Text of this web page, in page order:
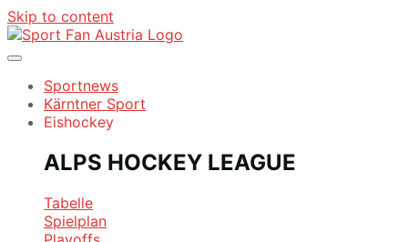
Skip to content
Sportnews
Kärntner Sport
Eishockey
ALPS HOCKEY LEAGUE
Tabelle
Spielplan